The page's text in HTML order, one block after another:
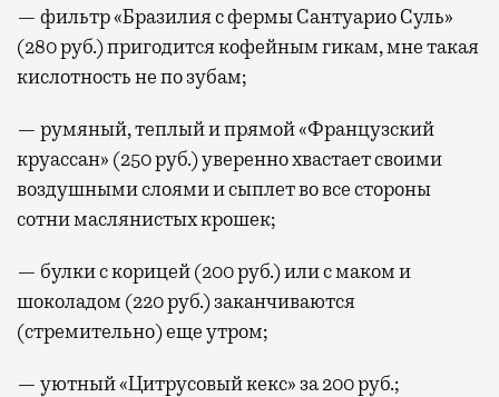
— фильтр «Бразилия с фермы Сантуарио Суль»
(280 руб.) пригодится кофейным гикам, мне такая
кислотность не по зубам;
— румяный, теплый и прямой «Французский
круассан» (250 руб.) уверенно хвастает своими
воздушными слоями и сыплет во все стороны
сотни маслянистых крошек;
— булки с корицей (200 руб.) или с маком и
шоколадом (220 руб.) заканчиваются
(стремительно) еще утром;
— уютный «Цитрусовый кекс» за 200 руб.;